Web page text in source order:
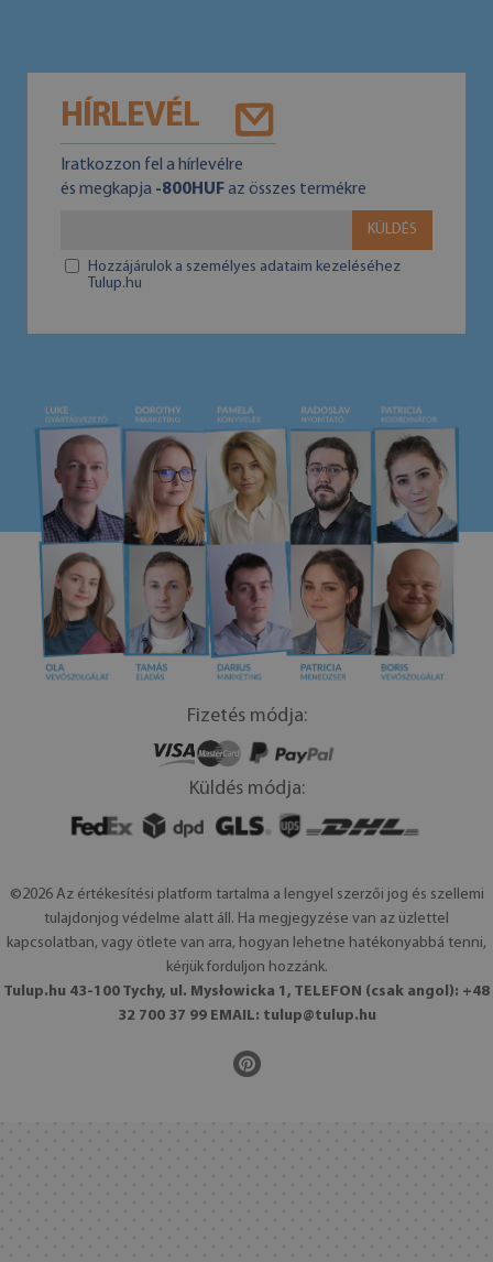
HÍRLEVÉL
Iratkozzon fel a hírlevélre
és megkapja -800HUFaz összes termékre
KÜLDÉS
Hozzájárulok a személyes adataim kezeléséhez
Tulup.hu
Fizetés módja:
Küldés módja:
©2026 Az értékesítési platform tartalma a lengyel szerzői jog és szellemi
tulajdonjog védelme alatt áll. Ha megjegyzése van az üzlettel
kapcsolatban, vagy ötlete van arra, hogyan lehetne hatékonyabbá tenni,
kérjük forduljon hozzánk.
Tulup.hu 43-100 Tychy, ul. Mysłowicka 1, TELEFON (csak angol): +48
32 700 37 99 EMAIL: tulup@tulup.hu